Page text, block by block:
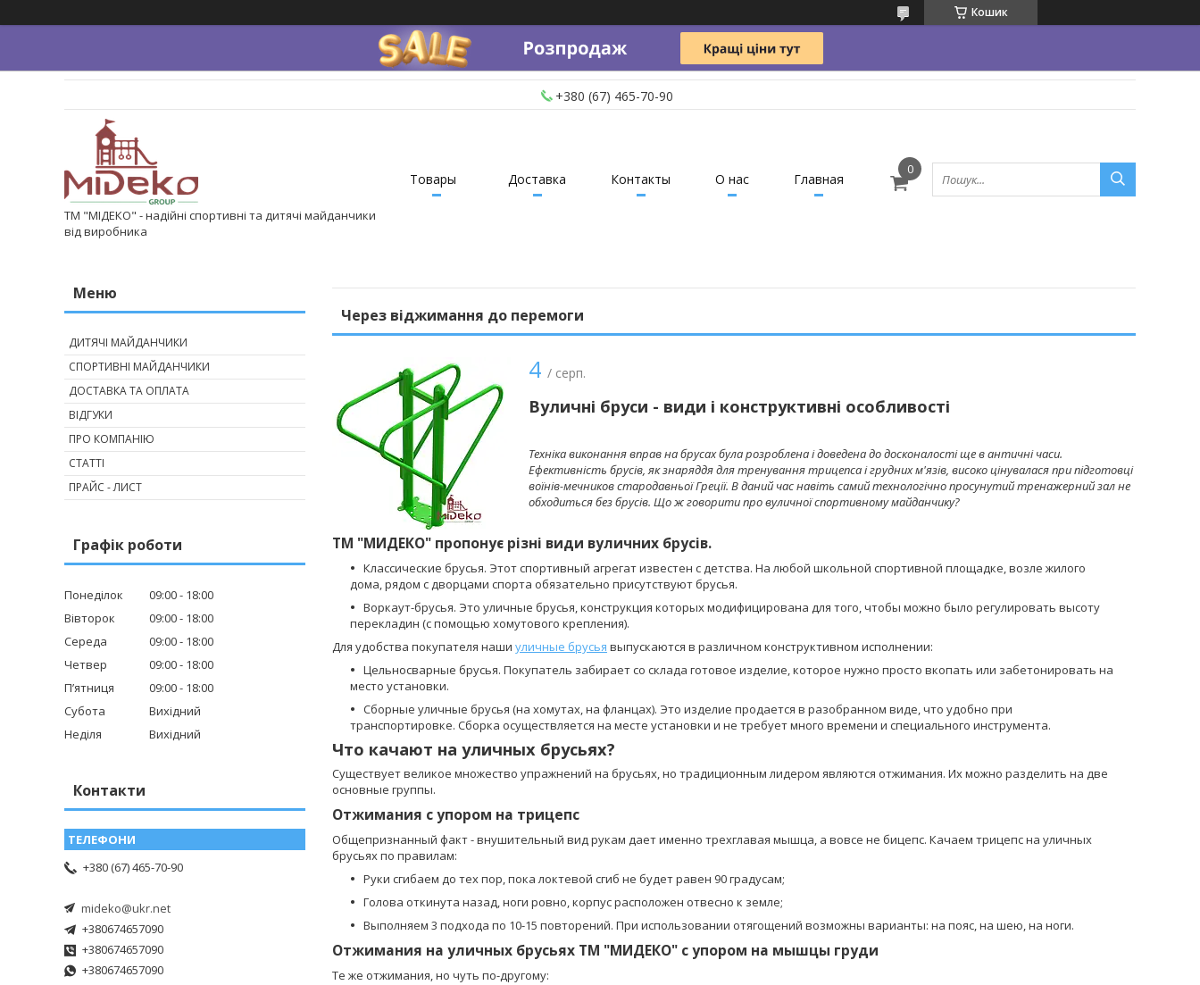
Кошик
+380 (67) 465-70-90
ТМ "МІДЕКО" - надійні спортивні та дитячі майданчики
від виробника
Товары Доставка Контакты О нас Главная
Через віджимання до перемоги
4 / серп.
Вуличні бруси - види і конструктивні особливості
Техніка виконання вправ на брусах була розроблена і доведена до досконалості ще в античні часи.
Ефективність брусів, як знаряддя для тренування трицепса і грудних м'язів, високо цінувалася при підготовці
воїнів-мечников стародавньої Греції. В даний час навіть самий технологічно просунутий тренажерний зал не
обходиться без брусів. Що ж говорити про вуличної спортивному майданчику?
ТМ "МИДЕКО" пропонує різні види вуличних брусів.
Классические брусья. Этот спортивный агрегат известен с детства. На любой школьной спортивной площадке, возле жилого
дома, рядом с дворцами спорта обязательно присутствуют брусья.
Воркаут-брусья. Это уличные брусья, конструкция которых модифицирована для того, чтобы можно было регулировать высоту
перекладин (с помощью хомутового крепления).
Для удобства покупателя наши уличные брусья выпускаются в различном конструктивном исполнении:
Цельносварные брусья. Покупатель забирает со склада готовое изделие, которое нужно просто вкопать или забетонировать на
место установки.
Сборные уличные брусья (на хомутах, на фланцах). Это изделие продается в разобранном виде, что удобно при
транспортировке. Сборка осуществляется на месте установки и не требует много времени и специального инструмента.
Что качают на уличных брусьях?
Существует великое множество упражнений на брусьях, но традиционным лидером являются отжимания. Их можно разделить на две
основные группы.
Отжимания с упором на трицепс
Общепризнанный факт - внушительный вид рукам дает именно трехглавая мышца, а вовсе не бицепс. Качаем трицепс на уличных
брусьях по правилам:
Руки сгибаем до тех пор, пока локтевой сгиб не будет равен 90 градусам;
Голова откинута назад, ноги ровно, корпус расположен отвесно к земле;
Выполняем 3 подхода по 10-15 повторений. При использовании отягощений возможны варианты: на пояс, на шею, на ноги.
Отжимания на уличных брусьях ТМ "МИДЕКО" с упором на мышцы груди
Те же отжимания, но чуть по-другому:
ДИТЯЧІ МАЙДАНЧИКИ
СПОРТИВНІ МАЙДАНЧИКИ
ДОСТАВКА ТА ОПЛАТА
ВІДГУКИ
ПРО КОМПАНІЮ
СТАТТІ
ПРАЙС - ЛИСТ
Графік роботи
Понеділок 09:00
18:00
Вівторок
09:00
18:00
Середа
09:00
18:00
Четвер
09:00
18:00
Пʼятниця
09:00
18:00
Субота
Вихідний
Неділя
Вихідний
Контакти
+380 (67) 465-70-90
mideko@ukr.net
+380674657090
+380674657090
+380674657090